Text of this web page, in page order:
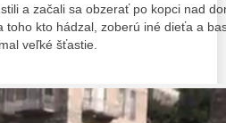
a začali sa obzerať po kopci nad
toho kto hádzal, zoberú iné dieťa a
veľké šťastie.